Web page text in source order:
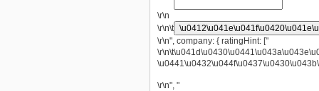
\r\n
\r\n\t
\r\n", company: { ratingHint: ["
\r\n", "